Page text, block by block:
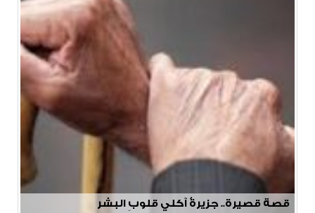
قصة قصيرة.. جزيرةُ آكلي قلوبِ البشر